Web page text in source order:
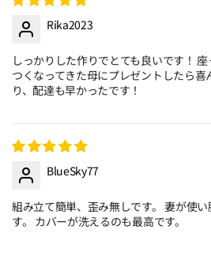
Rika2023
しっかりした作りでとても良いです！
つくなってきた母にプレゼントしたら
り、配達も早かったです！
BlueSky77
組み立て簡単、歪み無しです。 妻が使
す。 カバーが洗えるのも最高です。